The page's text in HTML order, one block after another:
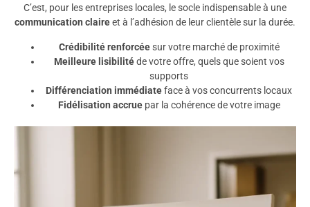
C’est, pour les entreprises locales, le socle indispensable à une
communication claireet à l’adhésion de leur clientèle sur la durée.
Crédibilité renforcéesur votre marché de proximité
Meilleure lisibilitéde votre offre, quels que soient vos
supports
Différenciation immédiateface à vos concurrents locaux
Fidélisation accruepar la cohérence de votre image